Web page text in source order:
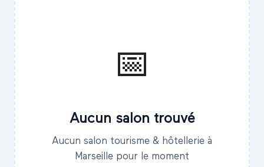
📅
Aucun salon trouvé
Aucun salon tourisme & hôtellerie à
Marseille pour le moment